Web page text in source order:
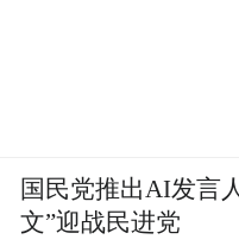
国民党推出AI发言
文”迎战民进党